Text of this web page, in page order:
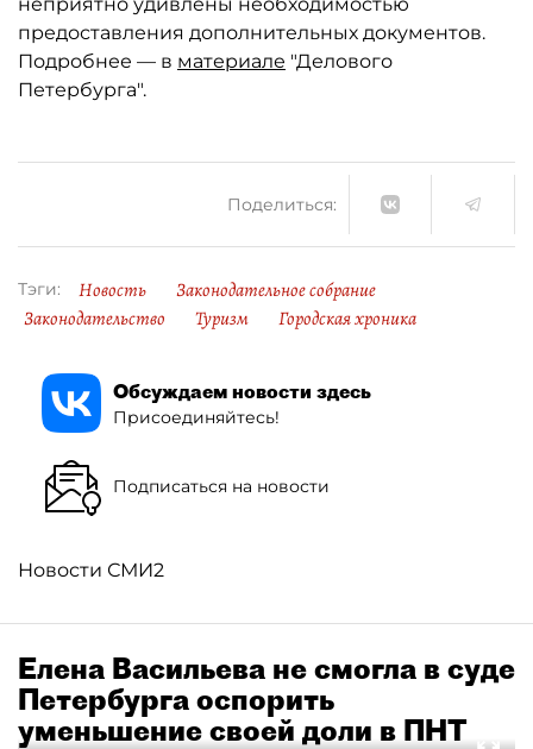
предоставления дополнительных документов.
Подробнее — в материале "Делового
Петербурга".
Поделиться:
Тэги: Новость
Законодательное собрание
Законодательство
Туризм Городская хроника
Обсуждаем новости здесь
Присоединяйтесь!
Подписаться на новости
Новости СМИ2
Елена Васильева не смогла в суде
Петербурга оспорить
уменьшение своей доли в ПНТ